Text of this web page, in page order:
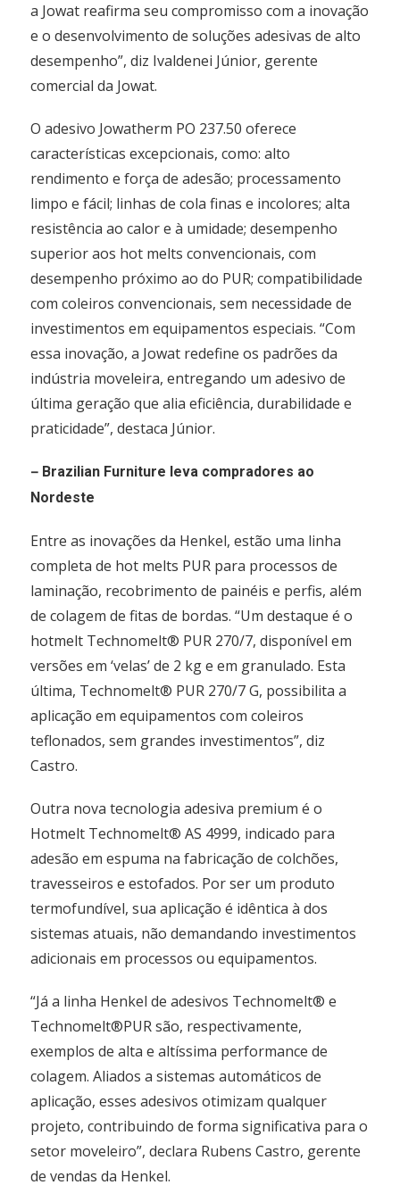
a Jowat reafirma seu compromisso com a inovação
e o desenvolvimento de soluções adesivas de alto
desempenho”, diz Ivaldenei Júnior, gerente
comercial da Jowat.
O adesivo Jowatherm PO 237.50 oferece
características excepcionais, como: alto
rendimento e força de adesão; processamento
limpo e fácil; linhas de cola finas e incolores; alta
resistência ao calor e à umidade; desempenho
superior aos hot melts convencionais, com
desempenho próximo ao do PUR; compatibilidade
com coleiros convencionais, sem necessidade de
investimentos em equipamentos especiais. “Com
essa inovação, a Jowat redefine os padrões da
indústria moveleira, entregando um adesivo de
última geração que alia eficiência, durabilidade e
praticidade”, destaca Júnior.
– Brazilian Furniture leva compradores ao
Nordeste
Entre as inovações da Henkel, estão uma linha
completa de hot melts PUR para processos de
laminação, recobrimento de painéis e perfis, além
de colagem de fitas de bordas. “Um destaque é o
hotmelt Technomelt® PUR 270/7, disponível em
versões em ‘velas’ de 2 kg e em granulado. Esta
última, Technomelt® PUR 270/7 G, possibilita a
aplicação em equipamentos com coleiros
teflonados, sem grandes investimentos”, diz
Castro.
Outra nova tecnologia adesiva premium é o
Hotmelt Technomelt® AS 4999, indicado para
adesão em espuma na fabricação de colchões,
travesseiros e estofados. Por ser um produto
termofundível, sua aplicação é idêntica à dos
sistemas atuais, não demandando investimentos
adicionais em processos ou equipamentos.
“Já a linha Henkel de adesivos Technomelt® e
Technomelt®PUR são, respectivamente,
exemplos de alta e altíssima performance de
colagem. Aliados a sistemas automáticos de
aplicação, esses adesivos otimizam qualquer
projeto, contribuindo de forma significativa para o
setor moveleiro”, declara Rubens Castro, gerente
de vendas da Henkel.